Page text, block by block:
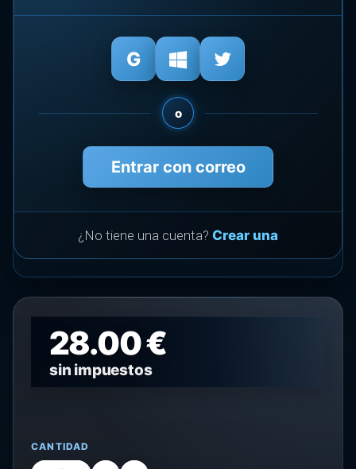
o
Entrar con correo
¿No tiene una cuenta? Crear una
28.00 €
sin impuestos
CANTIDAD